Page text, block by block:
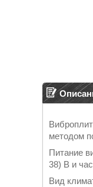
методом
Питание
38) В и
Вид